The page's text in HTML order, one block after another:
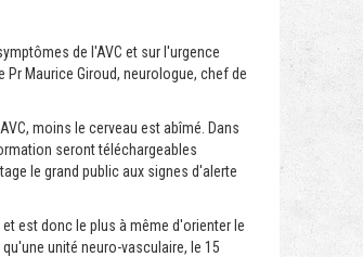
de l'AVC et sur l'urgence
Maurice Giroud, neurologue, chef de
moins le cerveau est abîmé. Dans
seront téléchargeables
le grand public aux signes d'alerte
est donc le plus à même d'orienter le
unité neuro-vasculaire, le 15